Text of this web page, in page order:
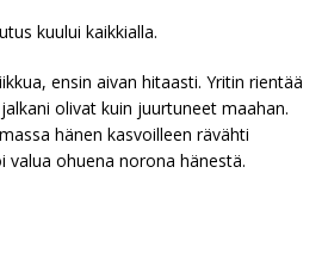
kuului kaikkialla.
ensin aivan hitaasti. Yritin rientää
olivat kuin juurtuneet maahan.
hänen kasvoilleen rävähti
valua ohuena norona hänestä.